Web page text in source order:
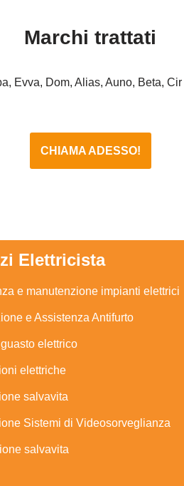
Marchi trattati
Evva, Dom, Alias, Auno, Beta,
CHIAMA ADESSO!
Elettricista
e manutenzione impianti elettrici
e Assistenza Antifurto
elettrico
elettriche
salvavita
Sistemi di Videosorveglianza
salvavita